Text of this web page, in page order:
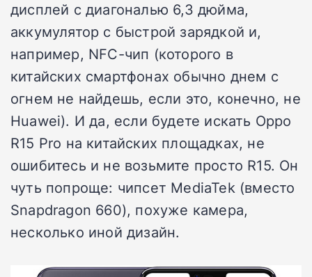
дисплей с диагональю 6,3 дюйма,
аккумулятор с быстрой зарядкой и,
например, NFC-чип (которого в
китайских смартфонах обычно днем с
огнем не найдешь, если это, конечно, не
Huawei). И да, если будете искать Oppo
R15 Pro на китайских площадках, не
ошибитесь и не возьмите просто R15. Он
чуть попроще: чипсет MediaTek (вместо
Snapdragon 660), похуже камера,
несколько иной дизайн.